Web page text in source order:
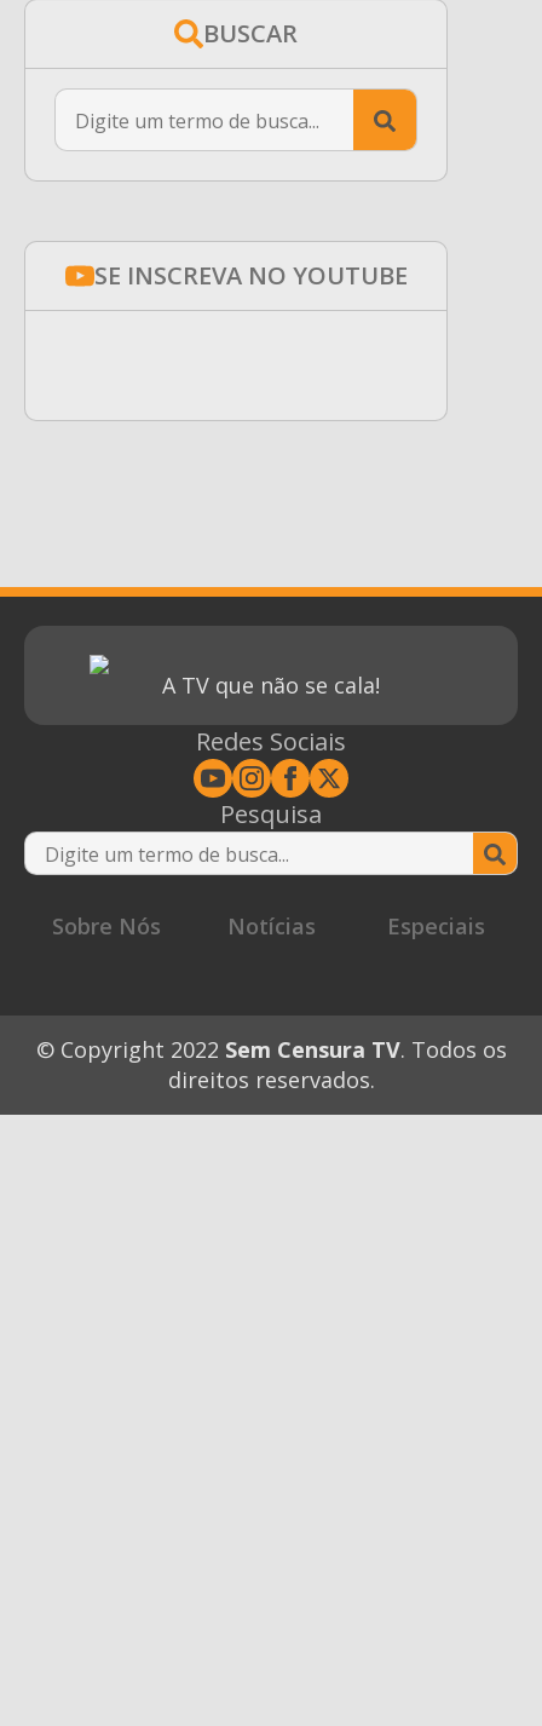
BUSCAR
Search
SE INSCREVA NO YOUTUBE
A TV que não se cala!
Redes Sociais
Pesquisa
Sobre Nós
Notícias Especiais
© Copyright 2022 Sem Censura TV. Todos os
direitos reservados.